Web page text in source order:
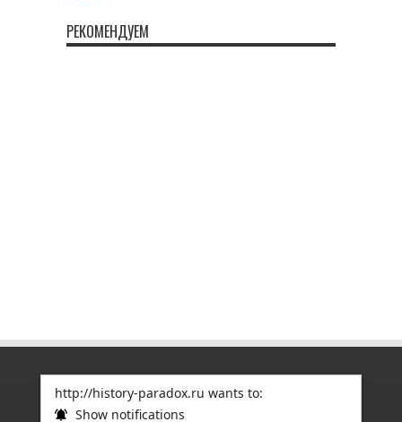
http://history-paradox.ru wants to:
Show notifications
РЕКОМЕНДУЕМ